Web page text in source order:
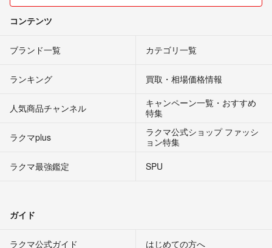
コンテンツ
ブランド一覧 カテゴリ一覧
ランキング 買取・相場価格情報
人気商品チャンネル
キャンペーン一覧・おすすめ
特集
ラクマplus
ラクマ公式ショップ ファッシ
ョン特集
ラクマ最強鑑定
SPU
ガイド
ラクマ公式ガイド はじめての方へ